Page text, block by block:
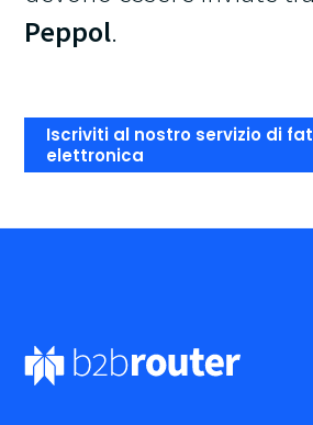
Peppol.
Iscriviti al nostro servizio di
elettronica